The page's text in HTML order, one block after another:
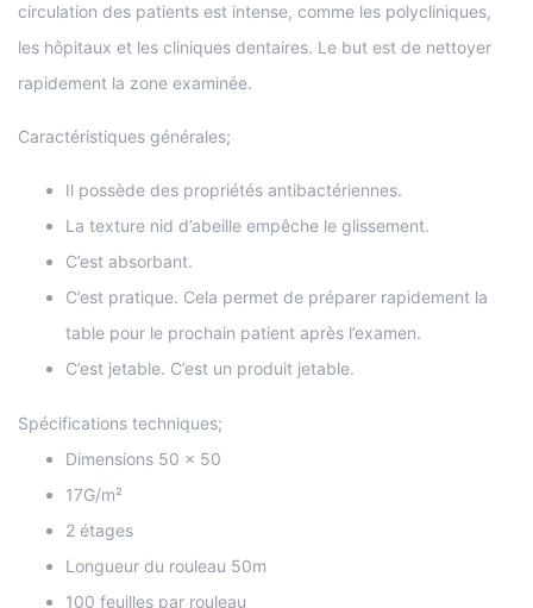
circulation des patients est intense, comme les polycliniques,
les hôpitaux et les cliniques dentaires. Le but est de nettoyer
rapidement la zone examinée.
Caractéristiques générales;
Il possède des propriétés antibactériennes.
La texture nid d’abeille empêche le glissement.
C’est absorbant.
C’est pratique. Cela permet de préparer rapidement la
table pour le prochain patient après l’examen.
C’est jetable. C’est un produit jetable.
Spécifications techniques;
Dimensions 50 x 50
17G/m²
2 étages
Longueur du rouleau 50m
100 feuilles par rouleau